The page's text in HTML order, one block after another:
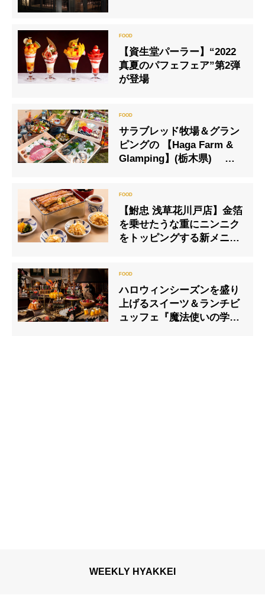
【資生堂パーラー】“2022
真夏のパフェフェア”第2弾
が登場
サラブレッド牧場＆グラン
ピングの 【Haga Farm &
Glamping】(栃木県) 月
【鮒忠 浅草花川戸店】金箔
を乗せたうな重にニンニク
をトッピングする新メニュ
ハロウィンシーズンを盛り
上げるスイーツ＆ランチビ
ュッフェ『魔法使いの学
WEEKLY HYAKKEI